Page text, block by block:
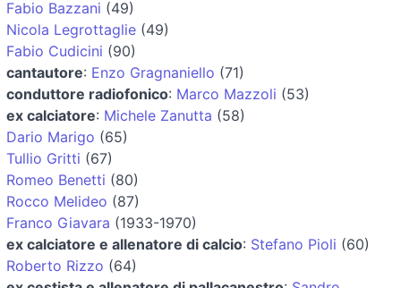
Fabio Bazzani (49)
Nicola Legrottaglie (49)
Fabio Cudicini (90)
cantautore: Enzo Gragnaniello (71)
conduttore radiofonico: Marco Mazzoli (53)
ex calciatore: Michele Zanutta (58)
Dario Marigo (65)
Tullio Gritti (67)
Romeo Benetti (80)
Rocco Melideo (87)
Franco Giavara (1933-1970)
ex calciatore e allenatore di calcio: Stefano Pioli (60)
Roberto Rizzo (64)